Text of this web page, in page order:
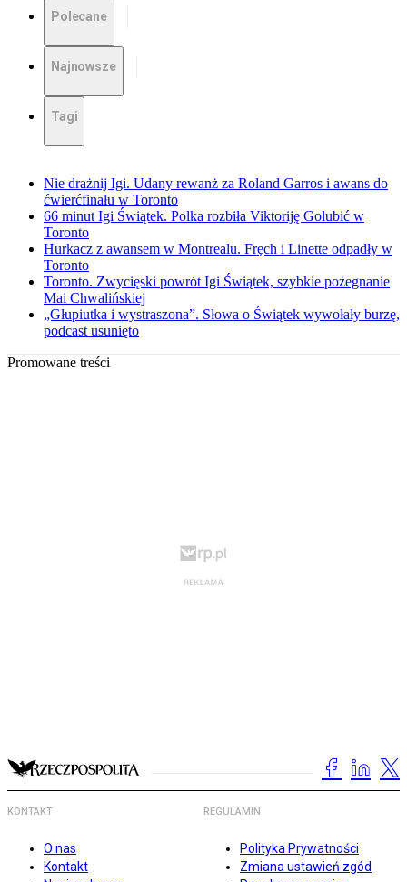
Polecane
Najnowsze
Tagi
Nie drażnij Igi. Udany rewanż za Roland Garros i awans do
ćwierćfinału w Toronto
66 minut Igi Świątek. Polka rozbiła Viktoriję Golubić w
Toronto
Hurkacz z awansem w Montrealu. Fręch i Linette odpadły w
Toronto
Toronto. Zwycięski powrót Igi Świątek, szybkie pożegnanie
Mai Chwalińskiej
„Głupiutka i wystraszona”. Słowa o Świątek wywołały burzę,
podcast usunięto
Promowane treści
KONTAKT
O nas
Kontakt
REGULAMIN
Polityka Prywatności
Zmiana ustawień zgód